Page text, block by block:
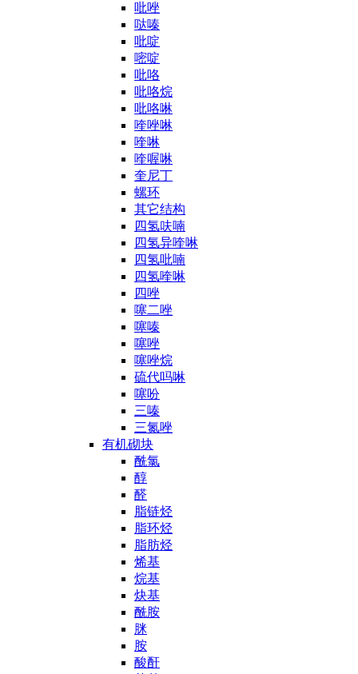
吡唑
哒嗪
吡啶
嘧啶
吡咯
吡咯烷
吡咯啉
喹唑啉
喹啉
喹喔啉
奎尼丁
螺环
其它结构
四氢呋喃
四氢异喹啉
四氢吡喃
四氢喹啉
四唑
噻二唑
噻嗪
噻唑
噻唑烷
硫代吗啉
噻吩
三嗪
三氮唑
有机砌块
酰氯
醇
醛
脂链烃
脂环烃
脂肪烃
烯基
烷基
炔基
酰胺
脒
胺
酸酐